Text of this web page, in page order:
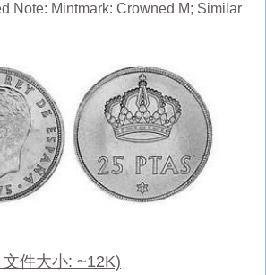
Note: Mintmark: Crowned M; Similar
件大小: ~12K)